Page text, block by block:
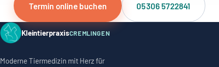
Termin online buchen 05306 5722841
KleintierpraxisCREMLINGEN
Moderne Tiermedizin mit Herz für